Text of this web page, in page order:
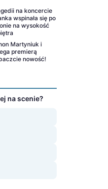
na koncercie
wspinała się po
na wysokość
Martyniuk i
premierą
nowość!
na scenie?